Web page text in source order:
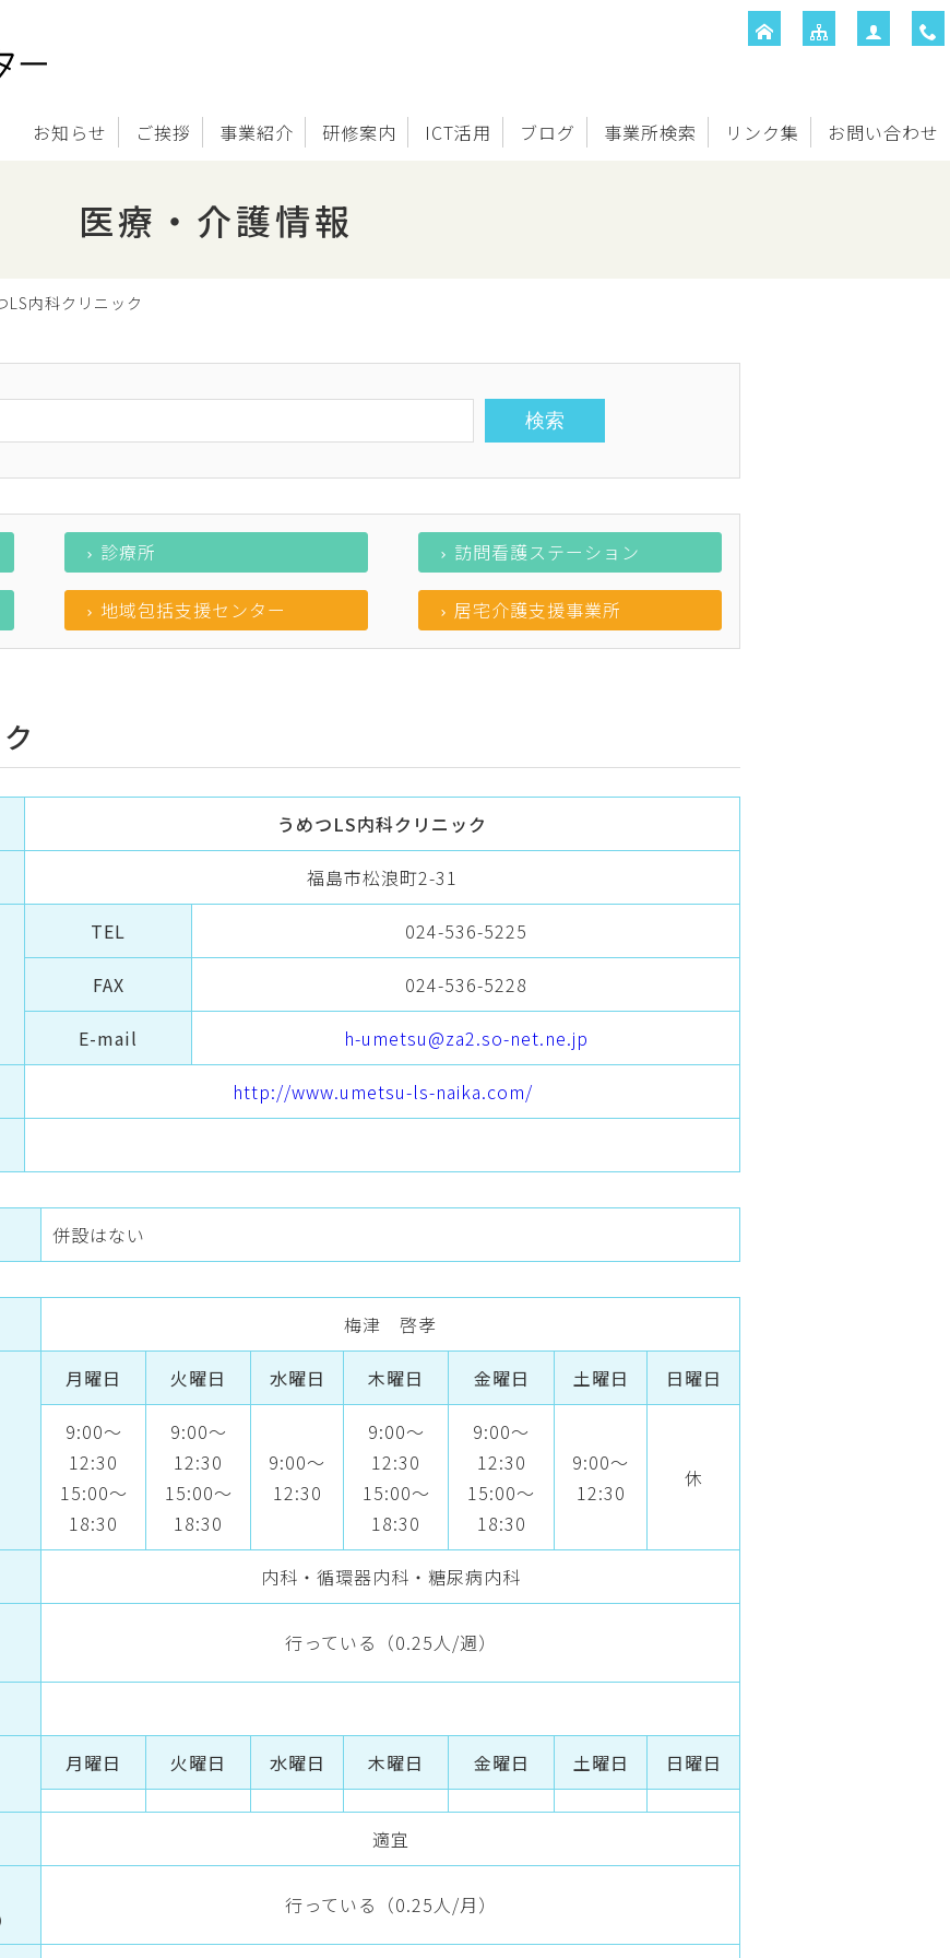
お知らせ ご挨拶 事業紹介 研修案内 ICT活用 ブログ 事業所検索 リンク集 お問い合わせ
医療・介護情報
LS内科クリニック
診療所 訪問看護ステーション
地域包括支援センター 居宅介護支援事業所
うめつLS内科クリニック
福島市松浪町2-31
TEL 024-536-5225
FAX 024-536-5228
E-mail h-umetsu@za2.so-net.ne.jp
http://www.umetsu-ls-naika.com/
併設はない
梅津 啓孝
月曜日 火曜日 水曜日 木曜日 金曜日 土曜日 日曜日
9:00～
12:30
15:00～
18:30
9:00～
12:30
15:00～
18:30
9:00～
12:30
9:00～
12:30
15:00～
18:30
9:00～
12:30
15:00～
18:30
9:00～
12:30
休
内科・循環器内科・糖尿病内科
行っている（0.25人/週）
月曜日 火曜日 水曜日 木曜日 金曜日 土曜日 日曜日
適宜
行っている（0.25人/月）